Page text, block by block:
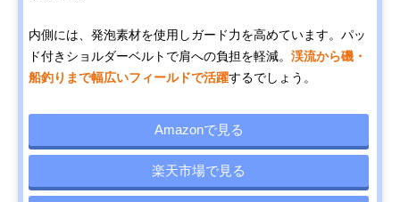
内側には、発泡素材を使用しガード力を高めています。パッ
ド付きショルダーベルトで肩への負担を軽減。 渓流から磯・
船釣りまで幅広いフィールドで活躍するでしょう。
Amazonで見る
楽天市場で見る